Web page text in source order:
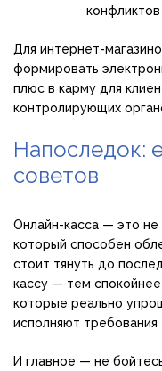
Для интернет-
формировать
плюс в карму для
контролирующих
Напоследок:
советов
Онлайн-касса — это не
который способен
стоит тянуть до
кассу — тем
которые реально
исполняют требования
И главное — не